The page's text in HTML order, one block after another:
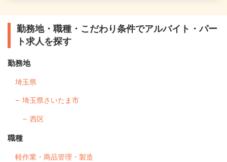
勤務地・職種・こだわり条件でアルバイト・パー
ト求人を探す
勤務地
埼玉県
埼玉県さいたま市
西区
職種
軽作業・商品管理・製造